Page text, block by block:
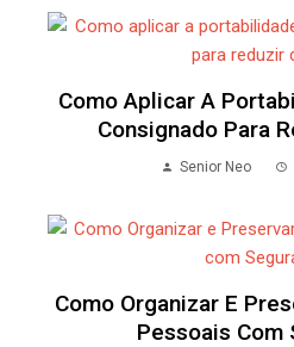
Como Aplicar A
Consignado Para
Senior Neo
Como Organizar E
Pessoais Com